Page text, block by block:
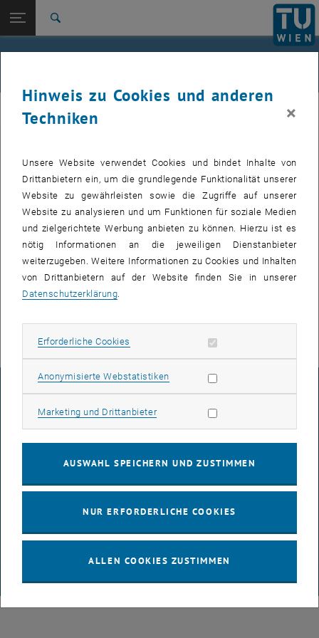
TU Login
Studium
International
Zur 1. Menü Ebene
femTUme
Zurück: Subseiten von femTUme auflisten
Zurück zur letzten Ebene:
femTUme
Jour fixe
femTUme
VERANSTALTUNGEN VOM 17. JULI 2026
Stammtisch 04.08.
04
AUG. 26
04 August 2026 bis
–
ANDERE tba, 1060 Wien
© TU Wien# 65814
IMPRESSUM
BARRIEREFREIHEITSERKLÄRUNG
DATENSCHUTZERKLÄRUNG (PDF)
COOKIEEINSTELLUNGEN
Hinweis zu Cookies und anderen
Techniken
×
Unsere Website verwendet Cookies und bindet Inhalte von
Drittanbietern ein, um die grundlegende Funktionalität unserer
Website zu gewährleisten sowie die Zugriffe auf unserer
Website zu analysieren und um Funktionen für soziale Medien
und zielgerichtete Werbung anbieten zu können. Hierzu ist es
nötig Informationen an die jeweiligen Dienstanbieter
weiterzugeben. Weitere Informationen zu Cookies und Inhalten
von Drittanbietern auf der Website finden Sie in unserer
Datenschutzerklärung.
Erforderliche Cookies Erforderliche Cookies zulassen
Anonymisierte WebstatistikenStatistik Cookies zulassen
Marketing und DrittanbieterMarketing Cookies zulassen
AUSWAHL SPEICHERN UND ZUSTIMMEN
NUR ERFORDERLICHE COOKIES
ALLEN COOKIES ZUSTIMMEN